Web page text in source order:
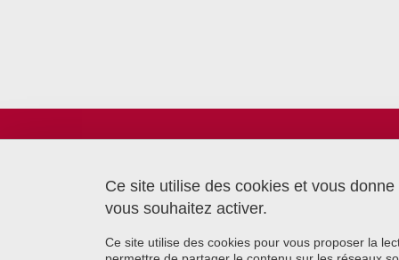
6 chemin Saint Ferjus
38700 La Tronche
Ce site utilise des cookies et vous
vous souhaitez activer.
Ce site utilise des cookies pour vous proposer la